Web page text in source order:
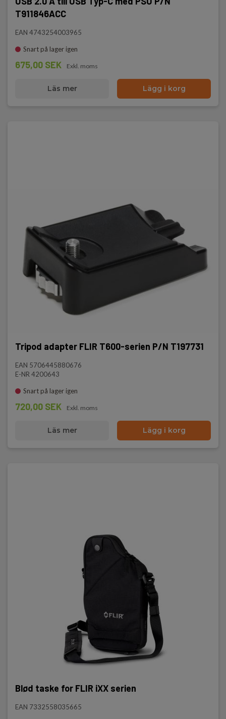
T911846ACC
EAN 4743254003965
Snart på lager igen
675,00 SEK Exkl. moms
Läs mer Lägg i korg
Tripod adapter FLIR T600-serien P/N T197731
EAN 5706445880676
E-NR 4200643
Snart på lager igen
720,00 SEK Exkl. moms
Läs mer Lägg i korg
Blød taske for FLIR iXX serien
EAN 7332558035665